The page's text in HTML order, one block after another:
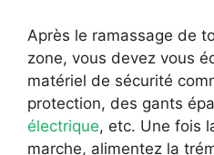
Après le ramassage de
zone, vous devez vous
matériel de sécurité
protection, des gants
électrique, etc. Une fois
marche, alimentez la